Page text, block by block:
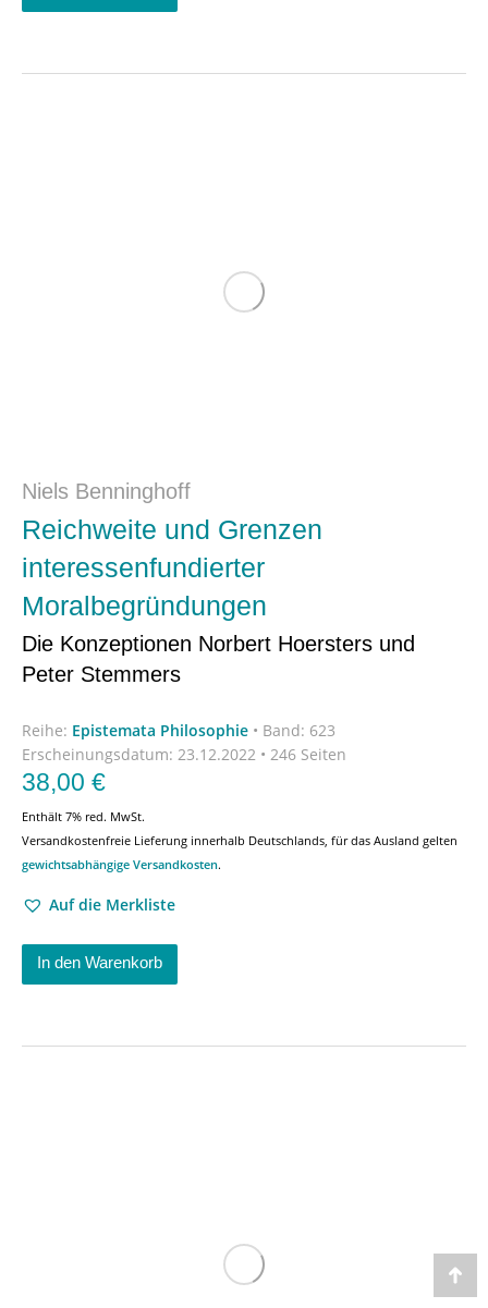
Niels Benninghoff
Reichweite und Grenzen
interessenfundierter
Moralbegründungen
Die Konzeptionen Norbert Hoersters und
Peter Stemmers
Reihe: Epistemata Philosophie • Band: 623
Erscheinungsdatum: 23.12.2022 • 246 Seiten
38,00 €
Enthält 7% red. MwSt.
Versandkostenfreie Lieferung innerhalb Deutschlands, für das Ausland gelten
gewichtsabhängige Versandkosten.
Auf die Merkliste
In den Warenkorb
Go